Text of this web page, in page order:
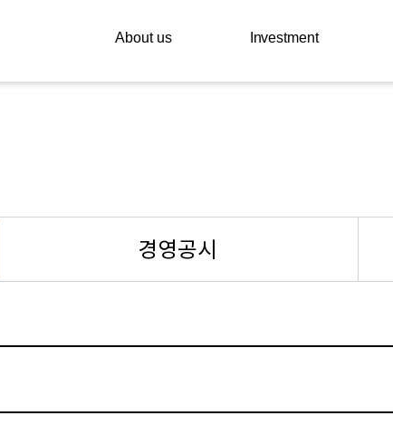
About us Investment
경영공시